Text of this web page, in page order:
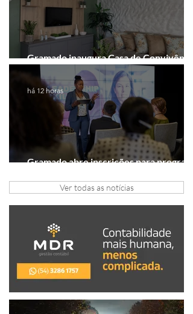
Gramado inaugura Casa de Convivência
dedicada às mulheres
Gramado abre inscrições para programa
há 12 horas
Ver todas as notícias